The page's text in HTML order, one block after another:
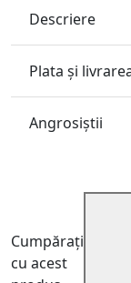
Descriere
Plata și
Angrosiştii
Cumpărați
cu acest